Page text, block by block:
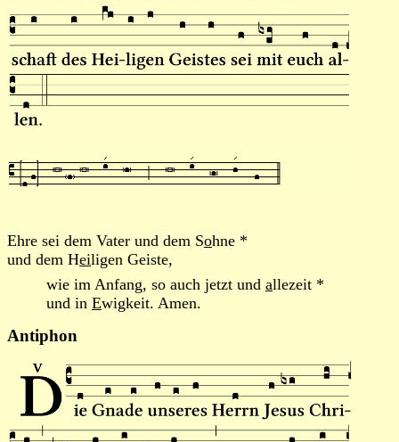
Ehre sei dem Vater und dem Sohne *
und dem Heiligen Geiste,
wie im Anfang, so auch jetzt und allezeit *
und in Ewigkeit. Amen.
Antiphon